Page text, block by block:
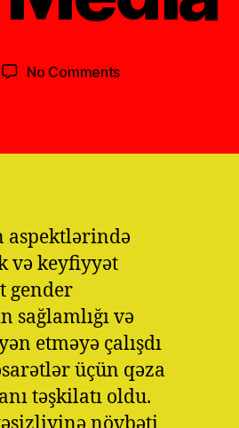
No Commentson
62
aspektlərində
və keyfiyyət
gender
sağlamlığı və
etməyə çalışdı
üçün qəza
təşkilatı oldu.